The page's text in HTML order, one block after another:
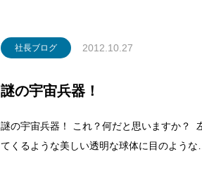
社長ブログ 2012.10.27
謎の宇宙兵器！
謎の宇宙兵器！ これ？何だと思いますか？
てくるような美しい透明な球体に目のような